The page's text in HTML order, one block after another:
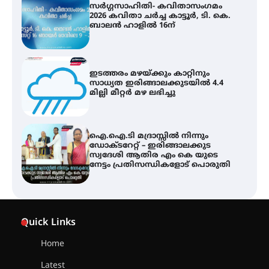
ഇടത്തരം മഴയ്ക്കും കാറ്റിനും
സാധ്യത ഇരിങ്ങാലക്കുടയിൽ 4.4
മില്ലി മീറ്റർ മഴ ലഭിച്ചു
ഐ.ഐ.ടി മദ്രാസ്സിൽ നിന്നും
ഡോക്ടറേറ്റ് – ഇരിങ്ങാലക്കുട
സ്വദേശി ആതിര എം കെ യുടെ
നേട്ടം പ്രതിസന്ധികളോട് പൊരുതി
ട്യുണീഷ്യൻ ചിത്രം ” ദി വോയിസ്
ഓഫ് ഹിന്ദ് റജബ് ” ഇരിങ്ങാലക്കുട
ഫിലിം സൊസൈറ്റി ആഗസ്റ്റ് 7
വെള്ളിയാഴ്ച സ്‌ക്രീൻ ചെയ്യുന്നു
Quick Links
Home
Latest